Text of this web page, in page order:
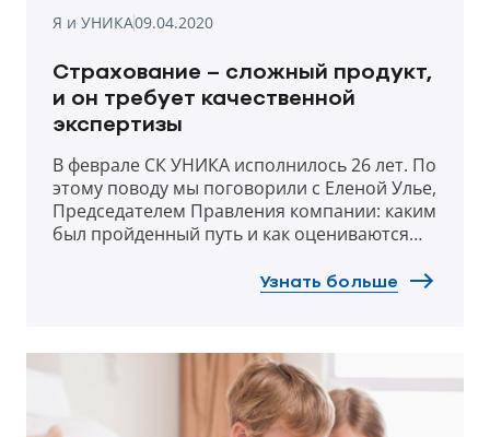
Я и УНИКА09.04.2020
Страхование – сложный продукт,
и он требует качественной
экспертизы
В феврале СК УНИКА исполнилось 26 лет. По
этому поводу мы поговорили с Еленой Улье,
Председателем Правления компании: каким
был пройденный путь и как оцениваются
когда страховщик стал частью австрийского
спустя 14 лет, в портфеле этого крупного
международного игрока?
Узнать больше